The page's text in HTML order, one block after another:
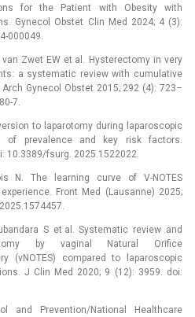
for the Patient with Obesity with
Gynecol Obstet Clin Med 2024; 4 (3):
000049.
van Zwet EW et al. Hysterectomy in very
a systematic review with cumulative
Gynecol Obstet 2015; 292 (4): 723–
7.
to laparotomy during laparoscopic
of prevalence and key risk factors.
10.3389/fsurg. 2025.1522022.
N. The learning curve of V-NOTES
Front Med (Lausanne) 2025;
S et al. Systematic review and
by vaginal Natural Orifice
(vNOTES) compared to laparoscopic
J Clin Med 2020; 9 (12): 3959. doi:
and Prevention/National Healthcare